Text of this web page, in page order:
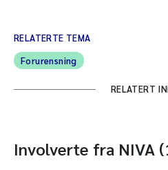
RELATERTE TEMA
Forurensning
RELATERT
Involverte fra NIVA